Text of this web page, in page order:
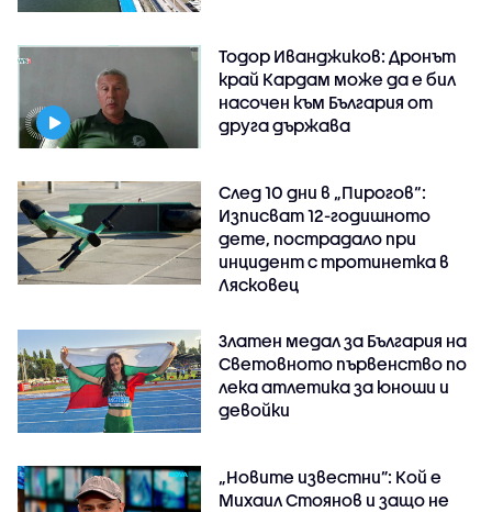
Тодор Иванджиков: Дронът
край Кардам може да е бил
насочен към България от
друга държава
След 10 дни в „Пирогов“:
Изписват 12-годишното
дете, пострадало при
инцидент с тротинетка в
Лясковец
Златен медал за България на
Световното първенство по
лека атлетика за юноши и
девойки
„Новите известни”: Кой е
Михаил Стоянов и защо не